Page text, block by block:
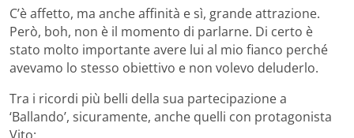
C’è affetto, ma anche affinità e sì, grande attrazione.
Però, boh, non è il momento di parlarne. Di certo è
stato molto importante avere lui al mio fianco perché
avevamo lo stesso obiettivo e non volevo deluderlo.
Tra i ricordi più belli della sua partecipazione a
‘Ballando’, sicuramente, anche quelli con protagonista